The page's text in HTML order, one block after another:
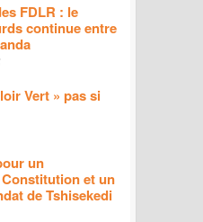
FDLR : le
continue entre
Vert » pas si
un
et un
de Tshisekedi